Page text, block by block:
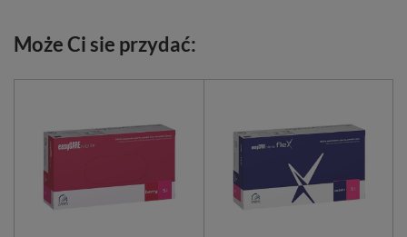
Może Ci sie przydać: